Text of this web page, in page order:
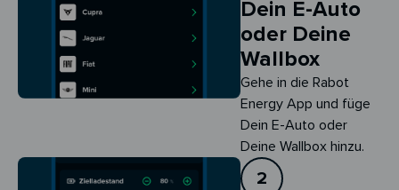
Dein E-Auto
oder Deine
Wallbox
Gehe in die Rabot
Energy App und füge
Dein E-Auto oder
Deine Wallbox hinzu.
2